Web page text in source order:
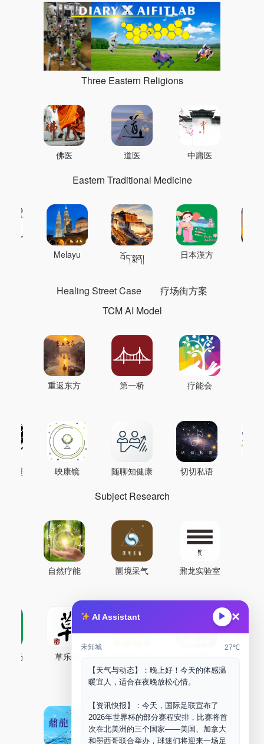
AI Assistant ▶ ×
未知城 27℃
【天气与动态】：晚上好！今天的体感温
暖宜人，适合在夜晚放松心情。
【资讯快报】：今天，国际足联宣布了
2026年世界杯的部分赛程安排，比赛将首
次在北美洲的三个国家——美国、加拿大
和墨西哥联合举办，球迷们将迎来一场足
Three Eastern Religions
佛医 道医 中庸医
Eastern Traditional Medicine
Melayu བོད་སྨན། 日本漢方
Healing Street Case
疗场街方案
TCM AI Model
重返东方 第一桥 疗能会
模型 映康镜 随聊知健康 切切私语
Subject Research
自然疗能 圜境采气 鼐龙实验室
药场 草乐村
Maker Space